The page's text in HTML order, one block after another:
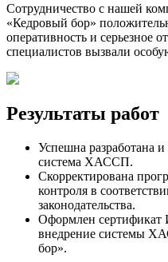
Сотрудничество с нашей
«Кедровый бор»
оперативность и серьезное
специалистов вызвали
Результаты работ
Успешна разработана
система ХАССП.
Скорректирована
контроля в
законодательства.
Оформлен
внедрение системы
бор».